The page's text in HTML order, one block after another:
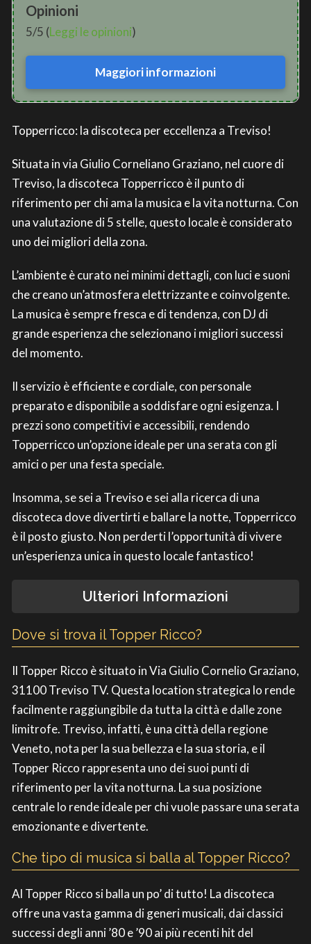
Opinioni
5/5 (Leggi le opinioni)
Maggiori informazioni
Topperricco: la discoteca per eccellenza a Treviso!
Situata in via Giulio Corneliano Graziano, nel cuore di
Treviso, la discoteca Topperricco è il punto di
riferimento per chi ama la musica e la vita notturna. Con
una valutazione di 5 stelle, questo locale è considerato
uno dei migliori della zona.
L’ambiente è curato nei minimi dettagli, con luci e suoni
che creano un’atmosfera elettrizzante e coinvolgente.
La musica è sempre fresca e di tendenza, con DJ di
grande esperienza che selezionano i migliori successi
del momento.
Il servizio è efficiente e cordiale, con personale
preparato e disponibile a soddisfare ogni esigenza. I
prezzi sono competitivi e accessibili, rendendo
Topperricco un’opzione ideale per una serata con gli
amici o per una festa speciale.
Insomma, se sei a Treviso e sei alla ricerca di una
discoteca dove divertirti e ballare la notte, Topperricco
è il posto giusto. Non perderti l’opportunità di vivere
un’esperienza unica in questo locale fantastico!
Ulteriori Informazioni
Dove si trova il Topper Ricco?
Il Topper Ricco è situato in Via Giulio Cornelio Graziano,
31100 Treviso TV. Questa location strategica lo rende
facilmente raggiungibile da tutta la città e dalle zone
limitrofe. Treviso, infatti, è una città della regione
Veneto, nota per la sua bellezza e la sua storia, e il
Topper Ricco rappresenta uno dei suoi punti di
riferimento per la vita notturna. La sua posizione
centrale lo rende ideale per chi vuole passare una serata
emozionante e divertente.
Che tipo di musica si balla al Topper Ricco?
Al Topper Ricco si balla un po’ di tutto! La discoteca
offre una vasta gamma di generi musicali, dai classici
successi degli anni ’80 e ’90 ai più recenti hit del